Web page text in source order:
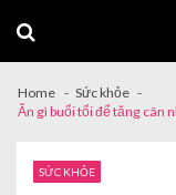
navigation
content
Home
Sức khỏe
Ăn gì buổi tối để tăng cân
SỨC KHỎE